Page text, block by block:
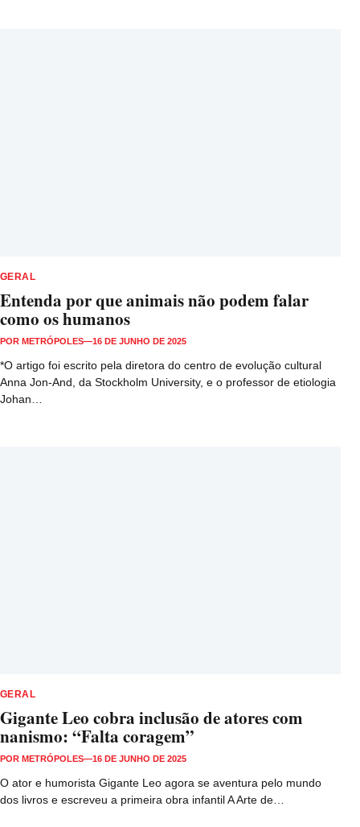
GERAL
Entenda por que animais não podem falar
como os humanos
POR METRÓPOLES—16 DE JUNHO DE 2025
*O artigo foi escrito pela diretora do centro de evolução cultural
Anna Jon-And, da Stockholm University, e o professor de etiologia
Johan…
GERAL
Gigante Leo cobra inclusão de atores com
nanismo: “Falta coragem”
POR METRÓPOLES—16 DE JUNHO DE 2025
O ator e humorista Gigante Leo agora se aventura pelo mundo
dos livros e escreveu a primeira obra infantil A Arte de…